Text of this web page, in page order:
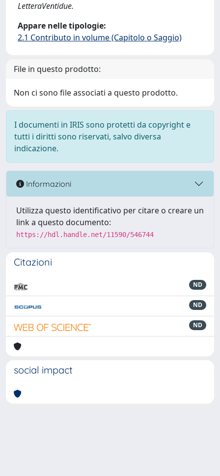
LetteraVentidue.
Appare nelle tipologie:
2.1 Contributo in volume (Capitolo o Saggio)
File in questo prodotto:
Non ci sono file associati a questo prodotto.
I documenti in IRIS sono protetti da copyright e
tutti i diritti sono riservati, salvo diversa
indicazione.
Informazioni
Utilizza questo identificativo per citare o creare un
link a questo documento:
https://hdl.handle.net/11590/546744
Citazioni
ND
ND
ND
social impact